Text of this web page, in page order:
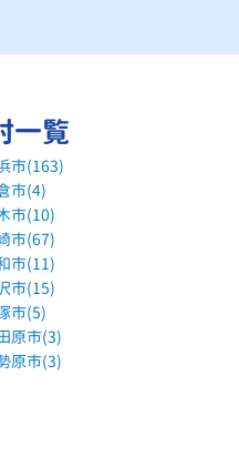
一覧
市(163)
市(4)
市(10)
市(67)
市(11)
市(15)
市(5)
原市(3)
原市(3)